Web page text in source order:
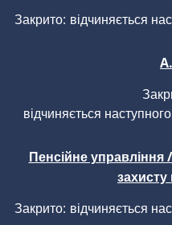
Натисніть, щоб
Закрито: відчиняється
Натисніть, щоб приховати
відчиняється
Пенсійне управління
Натисніть, щоб
Закрито: відчиняється